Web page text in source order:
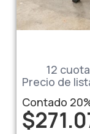
12
Precio de
Contado
$